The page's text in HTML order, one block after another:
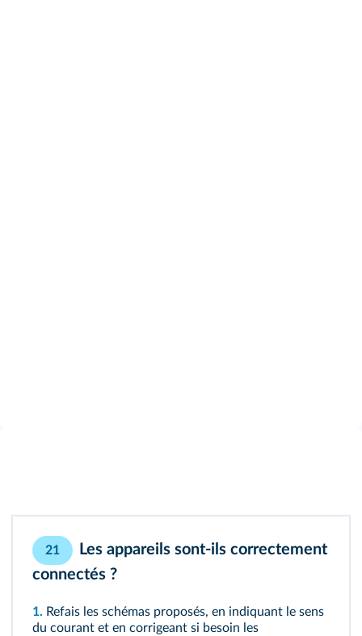
21
Les appareils sont-ils correctement
connectés ?
1. Refais les schémas proposés, en indiquant le sens
du courant et en corrigeant si besoin les